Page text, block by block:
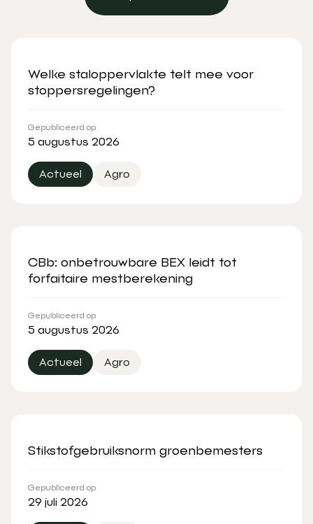
Welke staloppervlakte telt mee voor
stoppersregelingen?
Gepubliceerd op
5 augustus 2026
Actueel Agro
CBb: onbetrouwbare BEX leidt tot
forfaitaire mestberekening
Gepubliceerd op
5 augustus 2026
Actueel Agro
Stikstofgebruiksnorm groenbemesters
Gepubliceerd op
29 juli 2026